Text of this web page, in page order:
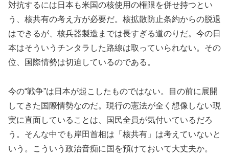
対抗するには日本も米国の核使用の権限を併せ持つとい
う、核共有の考え方が必要だ。核拡散防止条約からの脱退
はできるが、核兵器製造までは長すぎる道のりだ。今の日
本はそういうチンタラした路線は取っていられない。その
位、国際情勢は切迫しているのである。
今の“戦争”は日本が起こしたものではない。目の前に展開
してきた国際情勢なのだ。現行の憲法が全く想像しない現
実に直面していることは、国民全員が気付いているだろ
う。そんな中でも岸田首相は「核共有」は考えていないと
いう。こういう政治音痴に国を預けておいて大丈夫か。